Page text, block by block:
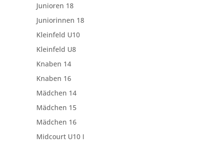
Junioren 18
Juniorinnen 18
Kleinfeld U10
Kleinfeld U8
Knaben 14
Knaben 16
Mädchen 14
Mädchen 15
Mädchen 16
Midcourt U10 I